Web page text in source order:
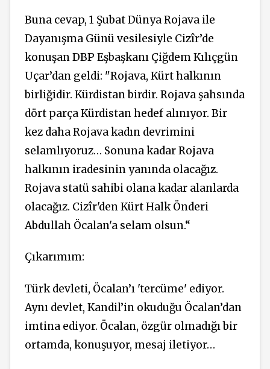
Buna cevap, 1 Şubat Dünya Rojava ile
Dayanışma Günü vesilesiyle Cizîr’de
konuşan DBP Eşbaşkanı Çiğdem Kılıçgün
Uçar’dan geldi: "Rojava, Kürt halkının
birliğidir. Kürdistan birdir. Rojava şahsında
dört parça Kürdistan hedef alınıyor. Bir
kez daha Rojava kadın devrimini
selamlıyoruz… Sonuna kadar Rojava
halkının iradesinin yanında olacağız.
Rojava statü sahibi olana kadar alanlarda
olacağız. Cizîr'den Kürt Halk Önderi
Abdullah Öcalan'a selam olsun.“
Çıkarımım:
Türk devleti, Öcalan’ı 'tercüme' ediyor.
Aynı devlet, Kandil’in okuduğu Öcalan’dan
imtina ediyor. Öcalan, özgür olmadığı bir
ortamda, konuşuyor, mesaj iletiyor…